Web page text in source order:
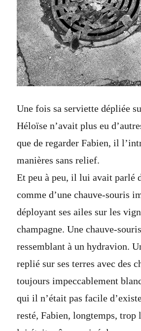
Une fois sa serviette dépliée
Héloïse n’avait plus eu
que de regarder Fabien, il
manières sans relief.
Et peu à peu, il lui avait parlé
comme d’une chauve-souris
déployant ses ailes sur les
champagne. Une chauve-
ressemblant à un hydravion.
replié sur ses terres avec des
toujours impeccablement
qui il n’était pas facile
resté, Fabien, longtemps, trop